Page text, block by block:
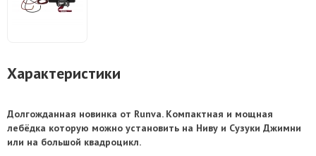
Характеристики
Долгожданная новинка от Runva. Компактная и мощная
лебёдка которую можно установить на Ниву и Сузуки Джимни
или на большой квадроцикл.